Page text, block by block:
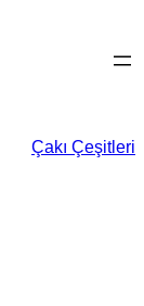
Çakı Çeşitleri